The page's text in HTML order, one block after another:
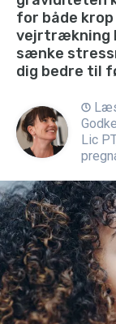
for både krop
vejrtrækning
sænke
dig bedre til
Lic